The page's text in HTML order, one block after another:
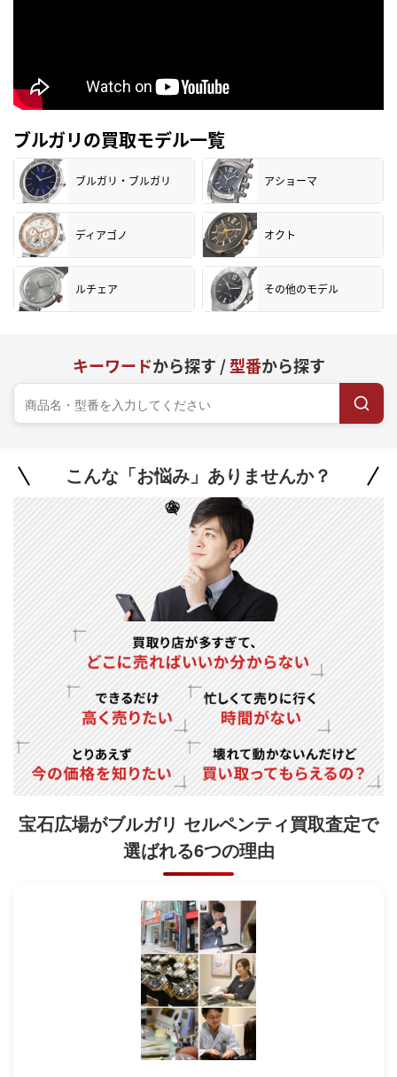
ブルガリの買取モデル一覧
ブルガリ・ブルガリ アショーマ
ディアゴノ オクト
ルチェア その他のモデル
キーワードから探す /型番から探す
こんな「お悩み」ありませんか？
宝石広場がブルガリ セルペンティ買取査定で
選ばれる6つの理由